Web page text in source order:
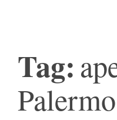
Tag:
Palermo